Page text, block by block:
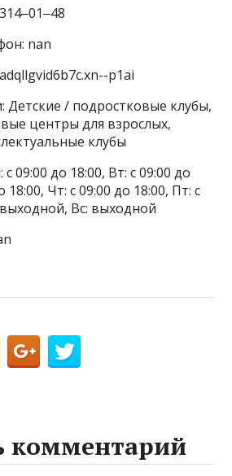
nan
p1ai
Детские / подростковые клубы,
центры для взрослых,
клубы
09:00 до 18:00, Вт: с 09:00 до
18:00, Чт: с 09:00 до 18:00, Пт: с
Вс: выходной
комментарий